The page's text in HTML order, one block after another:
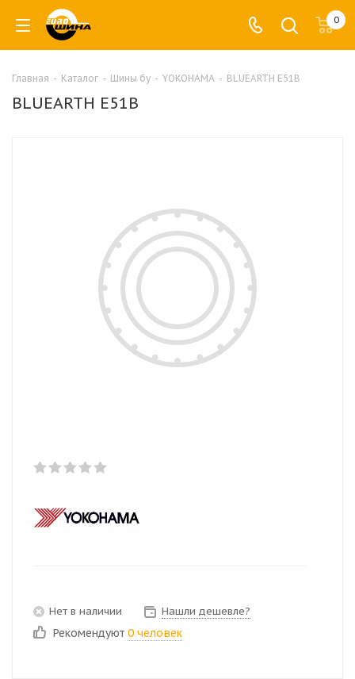
0
Главная - Каталог - Шины бу - YOKOHAMA - BLUEARTH E51B
BLUEARTH E51B
Нет в наличии Нашли дешевле?
Рекомендуют 0 человек